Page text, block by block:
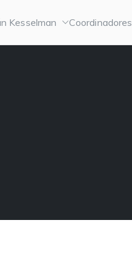
Kesselman Coordinadores